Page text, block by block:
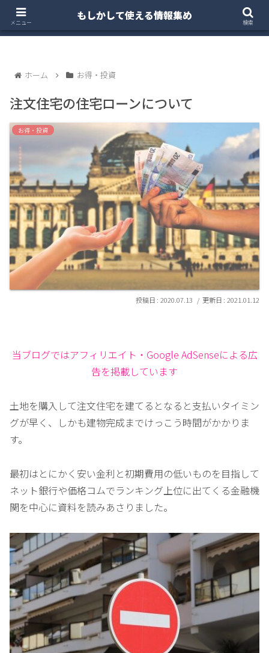
ホーム 注文住宅
ホーム お得・投資
注文住宅の住宅ローンについて
お得・投資
2020.07.13 2021.01.12
当ブログではアフィリエイト・Google AdSenseによる広
告を掲載しています
土地を購入して注文住宅を建てるとなると支払いタイミン
グが早く、しかも建物完成までけっこう時間がかかりま
す。
最初はとにかく安い金利と初期費用の低いものを目指して
ネット銀行や価格コムでランキング上位に出てくる金融機
関を中心に資料を読みあさりました。
メニュー
もしかして使える情報集め
検索